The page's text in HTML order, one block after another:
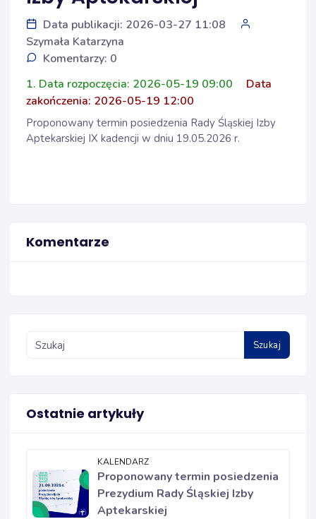
Data publikacji: 2026-03-27 11:08
Szymała Katarzyna
Komentarzy: 0
1. Data rozpoczęcia: 2026-05-19 09:00
Data
zakończenia: 2026-05-19 12:00
Proponowany termin posiedzenia Rady Śląskiej Izby
Aptekarskiej IX kadencji w dniu 19.05.2026 r.
Komentarze
Szukaj
Ostatnie artykuły
KALENDARZ
Proponowany termin posiedzenia
Prezydium Rady Śląskiej Izby
Aptekarskiej